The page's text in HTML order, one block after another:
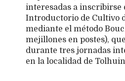
interesadas a inscribirse
Introductorio de Cultivo
mediante el método
mejillones en postes),
durante tres jornadas
en la localidad de